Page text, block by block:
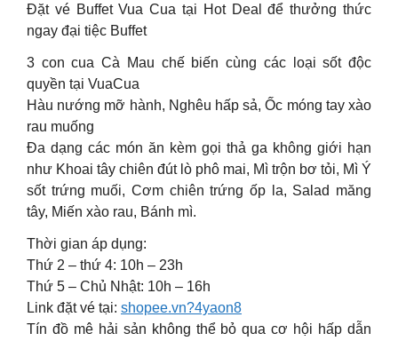
Đặt vé Buffet Vua Cua tại Hot Deal để thưởng thức
ngay đại tiệc Buffet
3 con cua Cà Mau chế biến cùng các loại sốt độc
quyền tại VuaCua
Hàu nướng mỡ hành, Nghêu hấp sả, Ốc móng tay xào
rau muống
Đa dạng các món ăn kèm gọi thả ga không giới hạn
như Khoai tây chiên đút lò phô mai, Mì trộn bơ tỏi, Mì Ý
sốt trứng muối, Cơm chiên trứng ốp la, Salad măng
tây, Miến xào rau, Bánh mì.
Thời gian áp dụng:
Thứ 2 – thứ 4: 10h – 23h
Thứ 5 – Chủ Nhật: 10h – 16h
Link đặt vé tại: shopee.vn?4yaon8
Tín đồ mê hải sản không thể bỏ qua cơ hội hấp dẫn